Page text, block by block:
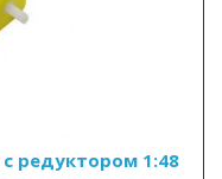
редуктором 1:48